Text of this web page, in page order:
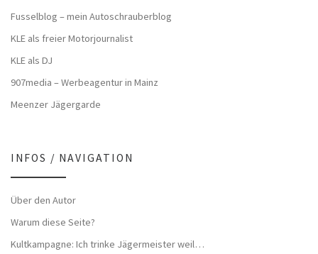
Fusselblog – mein Autoschrauberblog
KLE als freier Motorjournalist
KLE als DJ
907media – Werbeagentur in Mainz
Meenzer Jägergarde
INFOS / NAVIGATION
Über den Autor
Warum diese Seite?
Kultkampagne: Ich trinke Jägermeister weil…